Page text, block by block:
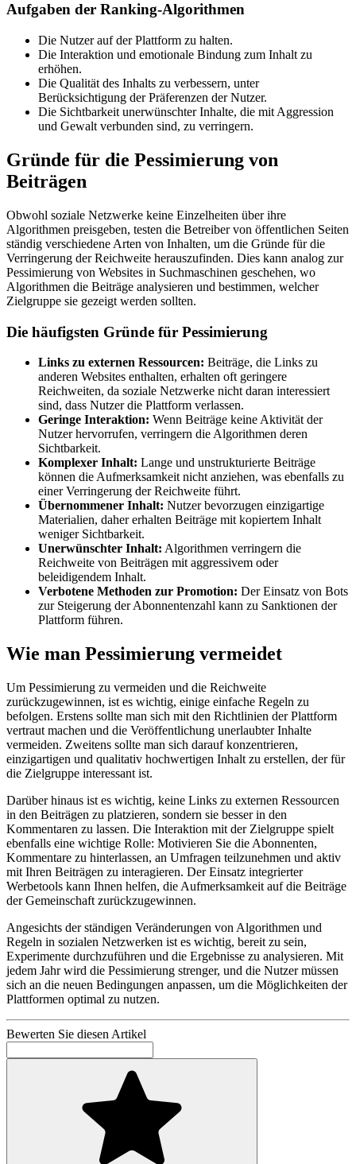
Aufgaben der Ranking-Algorithmen
Die Nutzer auf der Plattform zu halten.
Die Interaktion und emotionale Bindung zum Inhalt zu
erhöhen.
Die Qualität des Inhalts zu verbessern, unter
Berücksichtigung der Präferenzen der Nutzer.
Die Sichtbarkeit unerwünschter Inhalte, die mit Aggression
und Gewalt verbunden sind, zu verringern.
Gründe für die Pessimierung von
Beiträgen
Obwohl soziale Netzwerke keine Einzelheiten über ihre
Algorithmen preisgeben, testen die Betreiber von öffentlichen Seiten
ständig verschiedene Arten von Inhalten, um die Gründe für die
Verringerung der Reichweite herauszufinden. Dies kann analog zur
Pessimierung von Websites in Suchmaschinen geschehen, wo
Algorithmen die Beiträge analysieren und bestimmen, welcher
Zielgruppe sie gezeigt werden sollten.
Die häufigsten Gründe für Pessimierung
Links zu externen Ressourcen: Beiträge, die Links zu
anderen Websites enthalten, erhalten oft geringere
Reichweiten, da soziale Netzwerke nicht daran interessiert
sind, dass Nutzer die Plattform verlassen.
Geringe Interaktion: Wenn Beiträge keine Aktivität der
Nutzer hervorrufen, verringern die Algorithmen deren
Sichtbarkeit.
Komplexer Inhalt: Lange und unstrukturierte Beiträge
können die Aufmerksamkeit nicht anziehen, was ebenfalls zu
einer Verringerung der Reichweite führt.
Übernommener Inhalt: Nutzer bevorzugen einzigartige
Materialien, daher erhalten Beiträge mit kopiertem Inhalt
weniger Sichtbarkeit.
Unerwünschter Inhalt: Algorithmen verringern die
Reichweite von Beiträgen mit aggressivem oder
beleidigendem Inhalt.
Verbotene Methoden zur Promotion: Der Einsatz von Bots
zur Steigerung der Abonnentenzahl kann zu Sanktionen der
Plattform führen.
Wie man Pessimierung vermeidet
Um Pessimierung zu vermeiden und die Reichweite
zurückzugewinnen, ist es wichtig, einige einfache Regeln zu
befolgen. Erstens sollte man sich mit den Richtlinien der Plattform
vertraut machen und die Veröffentlichung unerlaubter Inhalte
vermeiden. Zweitens sollte man sich darauf konzentrieren,
einzigartigen und qualitativ hochwertigen Inhalt zu erstellen, der für
die Zielgruppe interessant ist.
Darüber hinaus ist es wichtig, keine Links zu externen Ressourcen
in den Beiträgen zu platzieren, sondern sie besser in den
Kommentaren zu lassen. Die Interaktion mit der Zielgruppe spielt
ebenfalls eine wichtige Rolle: Motivieren Sie die Abonnenten,
Kommentare zu hinterlassen, an Umfragen teilzunehmen und aktiv
mit Ihren Beiträgen zu interagieren. Der Einsatz integrierter
Werbetools kann Ihnen helfen, die Aufmerksamkeit auf die Beiträge
der Gemeinschaft zurückzugewinnen.
Angesichts der ständigen Veränderungen von Algorithmen und
Regeln in sozialen Netzwerken ist es wichtig, bereit zu sein,
Experimente durchzuführen und die Ergebnisse zu analysieren. Mit
jedem Jahr wird die Pessimierung strenger, und die Nutzer müssen
sich an die neuen Bedingungen anpassen, um die Möglichkeiten der
Plattformen optimal zu nutzen.
Bewerten Sie diesen Artikel